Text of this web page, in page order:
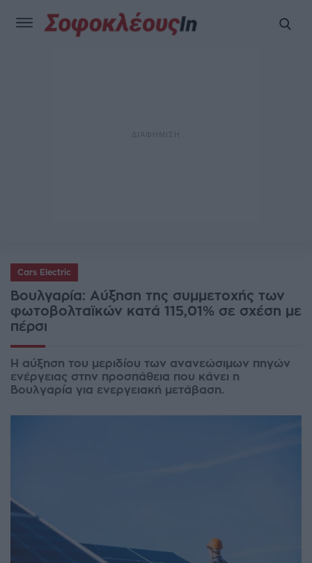
Cars Electric
Βουλγαρία: Αύξηση της συμμετοχής των
φωτοβολταϊκών κατά 115,01% σε σχέση με
πέρσι
Η αύξηση του μεριδίου των ανανεώσιμων πηγών
ενέργειας στην προσπάθεια που κάνει η
Βουλγαρία για ενεργειακή μετάβαση.